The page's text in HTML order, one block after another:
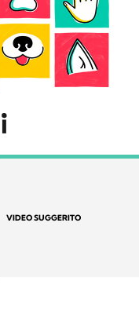
VIDEO SUGGERITO